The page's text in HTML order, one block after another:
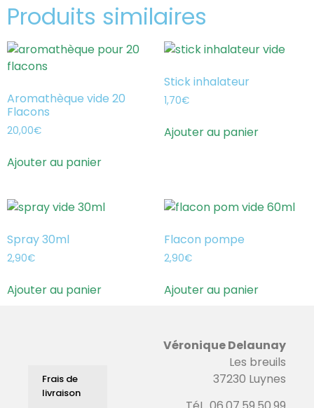
Produits similaires
Aromathèque vide 20
Flacons
20,00€
Ajouter au panier
Stick inhalateur
1,70€
Ajouter au panier
Spray 30ml
2,90€
Ajouter au panier
Flacon pompe
2,90€
Ajouter au panier
Frais de
livraison
Véronique Delaunay
Les breuils
37230 Luynes